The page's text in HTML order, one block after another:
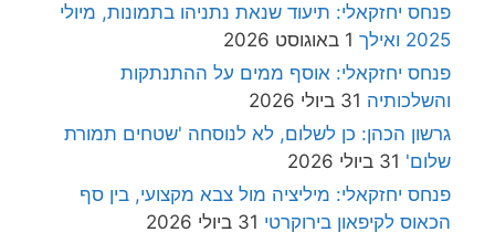
פנחס יחזקאלי: תיעוד שנאת נתניהו בתמונות, מיולי
2025 ואילך
1 באוגוסט 2026
פנחס יחזקאלי: אוסף ממים על ההתנתקות
והשלכותיה 31 ביולי 2026
גרשון הכהן: כן לשלום, לא לנוסחה 'שטחים תמורת
שלום' 31 ביולי 2026
פנחס יחזקאלי: מיליציה מול צבא מקצועי, בין סף
הכאוס לקיפאון בירוקרטי 31 ביולי 2026